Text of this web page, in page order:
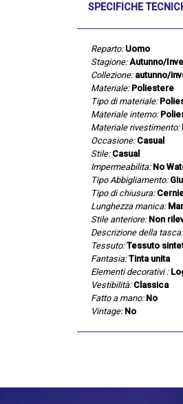
SPECIFICHE
Reparto: Uomo
Stagione: Autunno/
Collezione: autunno/
Materiale: Poliestere
Tipo di materiale:
Materiale interno:
Materiale rivestimento:
Occasione: Casual
Stile: Casual
Impermeabilita: No
Tipo Abbigliamento:
Tipo di chiusura:
Lunghezza manica:
Stile anteriore: Non
Descrizione della tasca:
Tessuto: Tessuto
Fantasia: Tinta unita
Elementi decorativi :
Vestibilità: Classica
Fatto a mano: No
Vintage: No